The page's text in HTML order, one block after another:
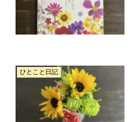
ひとこと日記